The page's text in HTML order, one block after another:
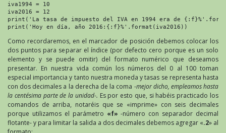
iva1994 = 10
iva2016 = 12
print('La tasa de impuesto del IVA en 1994 era de
print('Hoy en día, año 2016:{:f}%'.format(iva2016))
Como recordaremos, en el marcador de posición debemos colocar los
dos puntos para separar el índice (por defecto cero porque es un solo
elemento y se puede omitir) del formato numérico que deseamos
presentar. En nuestra vida común los números del 0 al 100 toman
especial importancia y tanto nuestra moneda y tasas se representa hasta
con dos decimales a la derecha de la coma -mejor dicho, empleamos hasta
la centésima parte de la unidad-. Es por esto que, si habéis practicado los
comandos de arriba, notaréis que se «imprime» con seis decimales
porque utilizamos el parámetro «f» -número con separador decimal
flotante- y para limitar la salida a dos decimales debemos agregar «.2» al